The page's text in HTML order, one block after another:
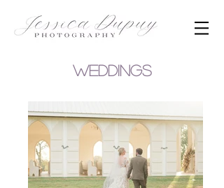
Weddings